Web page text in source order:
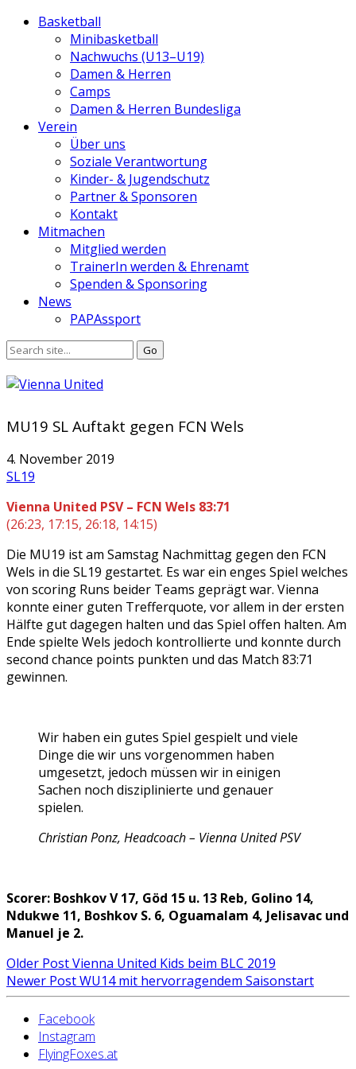
Basketball
Minibasketball
Nachwuchs (U13–U19)
Damen & Herren
Camps
Damen & Herren Bundesliga
Verein
Über uns
Soziale Verantwortung
Kinder- & Jugendschutz
Partner & Sponsoren
Kontakt
Mitmachen
Mitglied werden
TrainerIn werden & Ehrenamt
Spenden & Sponsoring
News
PAPAssport
MU19 SL Auftakt gegen FCN Wels
4. November 2019
SL19
Vienna United PSV – FCN Wels 83:71
(26:23, 17:15, 26:18, 14:15)
Die MU19 ist am Samstag Nachmittag gegen den FCN
Wels in die SL19 gestartet. Es war ein enges Spiel welches
von scoring Runs beider Teams geprägt war. Vienna
konnte einer guten Trefferquote, vor allem in der ersten
Hälfte gut dagegen halten und das Spiel offen halten. Am
Ende spielte Wels jedoch kontrollierte und konnte durch
second chance points punkten und das Match 83:71
gewinnen.
Wir haben ein gutes Spiel gespielt und viele
Dinge die wir uns vorgenommen haben
umgesetzt, jedoch müssen wir in einigen
Sachen noch disziplinierte und genauer
spielen.
Christian Ponz, Headcoach – Vienna United PSV
Scorer: Boshkov V 17, Göd 15 u. 13 Reb, Golino 14,
Ndukwe 11, Boshkov S. 6, Oguamalam 4, Jelisavac und
Manuel je 2.
Older PostVienna United Kids beim BLC 2019
Newer PostWU14 mit hervorragendem Saisonstart
Facebook
Instagram
FlyingFoxes.at